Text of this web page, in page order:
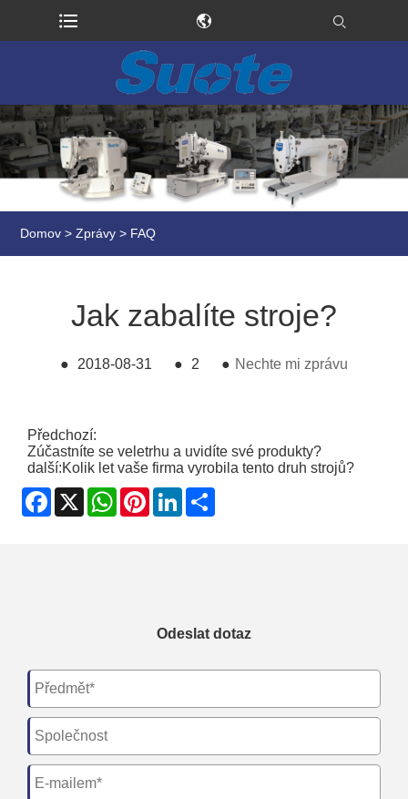
Domov > Zprávy > FAQ
Jak zabalíte stroje?
● 2018-08-31 ● 2 ● Nechte mi zprávu
Předchozí:
Zúčastníte se veletrhu a uvidíte své produkty?
další:Kolik let vaše firma vyrobila tento druh strojů?
Facebook
X WhatsApp
PinterestLinkedIn
Odeslat dotaz